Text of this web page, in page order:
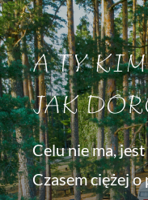
A TY
JAK
Celu nie ma,
Czasem ciężej